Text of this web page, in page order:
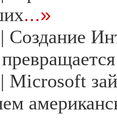
...»
| Создание
| Microsoft